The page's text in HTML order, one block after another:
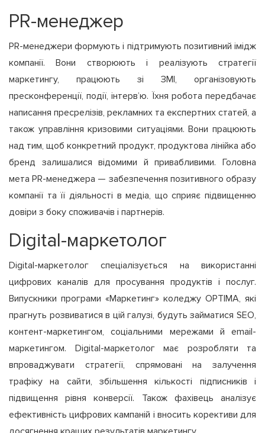
PR-менеджер
PR-менеджери формують і підтримують позитивний імідж
компанії. Вони створюють і реалізують стратегії
маркетингу, працюють зі ЗМІ, організовують
пресконференції, події, інтерв’ю. Їхня робота передбачає
написання пресрелізів, рекламних та експертних статей, а
також управління кризовими ситуаціями. Вони працюють
над тим, щоб конкретний продукт, продуктова лінійка або
бренд залишалися відомими й привабливими. Головна
мета PR-менеджера — забезпечення позитивного образу
компанії та її діяльності в медіа, що сприяє підвищенню
довіри з боку споживачів і партнерів.
Digital-маркетолог
Digital-маркетолог спеціалізується на використанні
цифрових каналів для просування продуктів і послуг.
Випускники програми «Маркетинг» коледжу OPTIMA, які
прагнуть розвиватися в цій галузі, будуть займатися SEO,
контент-маркетингом, соціальними мережами й email-
маркетингом. Digital-маркетолог має розробляти та
впроваджувати стратегії, спрямовані на залучення
трафіку на сайти, збільшення кількості підписників і
підвищення рівня конверсії. Також фахівець аналізує
ефективність цифрових кампаній і вносить корективи для